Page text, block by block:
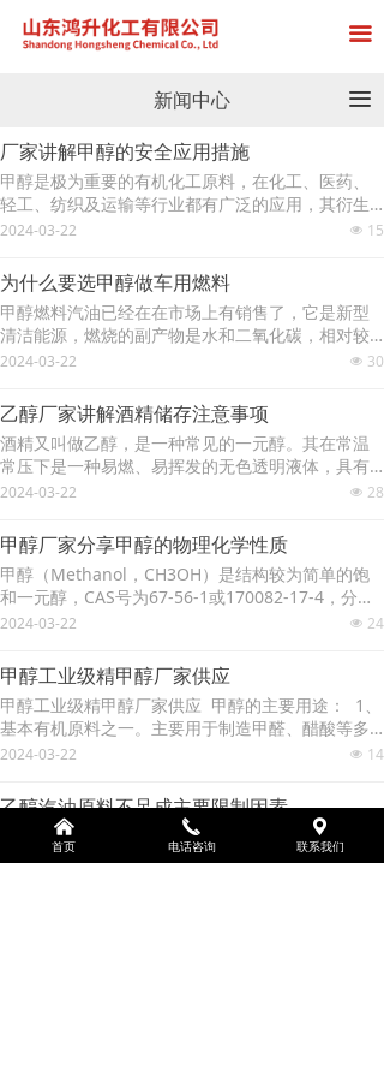
끀
首页
厂房展示
新闻中心
在线留言
联系我们
新闻中心 끀
厂家讲解甲醇的安全应用措施
甲醇是极为重要的有机化工原料，在化工、医药、
轻工、纺织及运输等行业都有广泛的应用，其衍生
物产品发展前景广阔。今天甲醇厂家来为大家介绍
事情服。手防护：戴橡胶手套。其他：甲醇工作的
现场制止抽烟、进食和饮水的事情毕淋浴，换衣履
行失业前和按期的体检。小量泄露：用砂土或别的
不燃的资料的吸附或接收。也可以用大批水冲刷洗
液稀释后放入废水体系。大批泄露：修建围堤或挖
至槽车或公用收集器内，收受接管或运至废料的处
理的场合处理。以
넶 15
2024-03-22
为什么要选甲醇做车用燃料
甲醇燃料汽油已经在在市场上有销售了，它是新型
清洁能源，燃烧的副产物是水和二氧化碳，相对较
环保。为什么要选甲醇做车用燃料，有什么优点？
良的汽车新燃料，它的主要优点是辛烷值高，没有
污染。实践证明，当汽油中掺入甲醇后，由于它的
抗震性能好，不需再加入四乙基铅。这种缓和燃料
燃烧完全，热利用效率高，排放的气体中无铅，一
氧化碳和其他残留的碳氢化合物量大大减少，从而
两种，一种是甲醇与汽油混用，一般在汽油中掺入1
5%～20%的甲醇；
넶 30
2024-03-22
乙醇厂家讲解酒精储存注意事项
酒精又叫做乙醇，是一种常见的一元醇。其在常温
常压下是一种易燃、易挥发的无色透明液体，具有
特殊香味（略带刺激），能与水以任意比互溶，也
混溶。一般多用于饮料、香精和消毒剂等方面。 酒
精属于几类危化品？储存需要注意哪些问题？接下
来就跟乙醇厂家一起来看一看吧。 因为酒精在常温
下是一种易挥发、易燃的无色透明液体，且其蒸气
与空气混合能形成爆炸性混合物，符合第三类易燃
燃液体。而固体酒精则属于危化品中的第四类易燃
固体。这也是为
넶 28
2024-03-22
甲醇厂家分享甲醇的物理化学性质
甲醇（Methanol，CH3OH）是结构较为简单的饱
和一元醇，CAS号为67-56-1或170082-17-4，分子
量为32.04，沸点为64.7℃。因在干馏木材中头次发
为100mg/kg体重，经口摄入0.3～1g/kg可致死。
用于制造甲醛和农药等，并用作有机物的萃取剂和
酒精的变性剂等。成品通常由一氧化碳与氢气反应
制得。 甲醇的物理性质 1.性状：无色透明液体，有
刺激性气味。 2.熔点（℃）：-97.8 3.沸点
蒸气密度（空气=1）：1.1 6.饱和蒸气压（kPa）：
12.3（20℃）
넶 24
2024-03-22
甲醇工业级精甲醇厂家供应
甲醇工业级精甲醇厂家供应 甲醇的主要用途： 1、
基本有机原料之一。主要用于制造甲醛、醋酸等多
种有机产品。也是农药、医药的原料。还是重要的
料、清漆、虫胶、油墨、胶黏剂、染料等的溶剂。
也是制造农药、医药、塑料、合成纤维及有机化工
产品如甲醛、甲胺等的原料。其他用作汽车防冻
液、金属表面清洗剂和酒精变性剂等。 3、甲醇用
넶 14
2024-03-22
乙醇汽油原料不足成主要限制因素
对于当前乙醇汽油推广放缓的原因，多位受访者对
记者表示，原料不足是主要原因。数据显示，当前
낀
首页
끅
电话咨询
끇
联系我们